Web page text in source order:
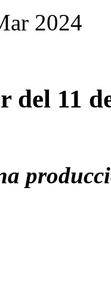
2024
del 11